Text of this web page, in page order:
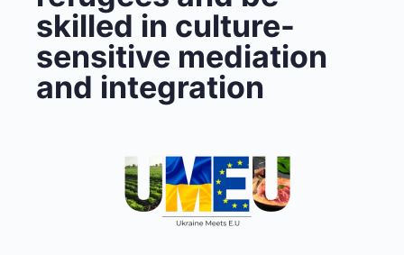
skilled in culture-
sensitive mediation
and integration